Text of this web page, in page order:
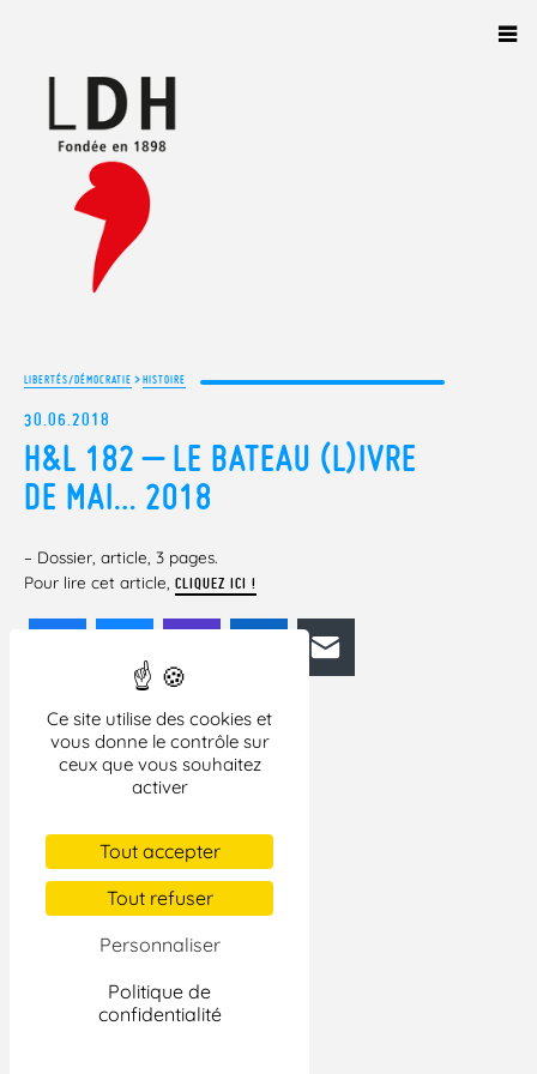
Ce site utilise des cookies et
vous donne le contrôle sur
ceux que vous souhaitez
activer
Tout accepter
Tout refuser
Personnaliser
Politique de
confidentialité
LIBERTÉS/DÉMOCRATIE >HISTOIRE
30.06.2018
H&L 182 – LE BATEAU (L)IVRE
DE MAI… 2018
– Dossier, article, 3 pages.
Pour lire cet article, CLIQUEZ ICI !
MastodonLinkedIn